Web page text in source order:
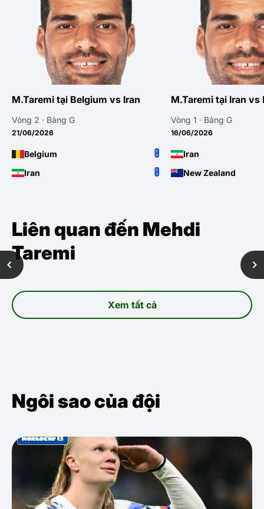
M.Taremi tại Belgium vs Iran
Vòng 2 · Bảng G
21/06/2026
Belgium 0
Iran 0
M.Taremi tại Iran vs
Vòng 1 · Bảng G
16/06/2026
Iran
New Zealand
Liên quan đến Mehdi
Taremi
Xem tất cả
Ngôi sao của đội